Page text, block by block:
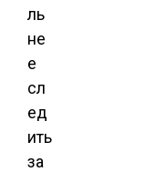
ль
не
е
сл
ед
ить
за